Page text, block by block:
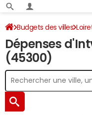
Budgets des villes
Dépenses 2024
Dépenses
(45300)